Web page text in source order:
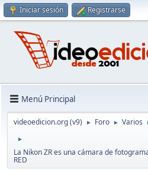
Iniciar sesión Registrarse
Menú Principal
videoedicion.org (v9) ► Foro ► Varios
►
La Nikon ZR es una cámara de
RED